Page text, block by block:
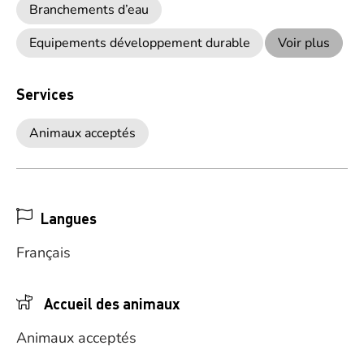
Branchements d’eau
Equipements développement durable
Voir plus
Services
Animaux acceptés
Langues
Français
Accueil des animaux
Animaux acceptés